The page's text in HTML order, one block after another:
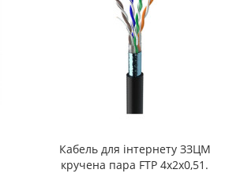
Кабель для інтернету ЗЗЦМ
кручена пара FTP 4х2х0,51.